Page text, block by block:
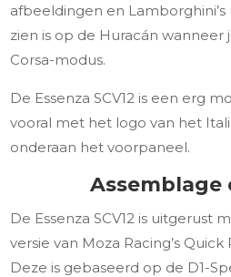
afbeeldingen en Lamborghini’s
zien is op de Huracán wanneer
Corsa-modus.
De Essenza SCV12 is een erg
vooral met het logo van het
onderaan het voorpaneel.
Assemblage
De Essenza SCV12 is uitgerust
versie van Moza Racing’s
Deze is gebaseerd op de D1-